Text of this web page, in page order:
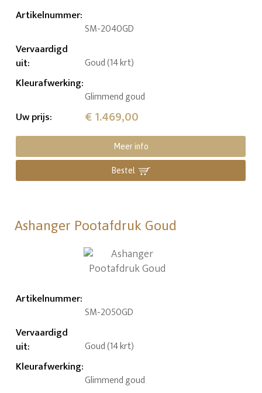
Artikelnummer:
SM-2040GD
Vervaardigd
uit: Goud (14 krt)
Kleurafwerking:
Glimmend goud
Uw prijs: € 1.469,00
Meer info
Bestel
Ashanger Pootafdruk Goud
Artikelnummer:
SM-2050GD
Vervaardigd
uit: Goud (14 krt)
Kleurafwerking:
Glimmend goud